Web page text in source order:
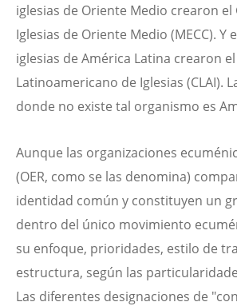
iglesias de Oriente Medio crearon el
Iglesias de Oriente Medio (MECC). Y
iglesias de América Latina crearon
Latinoamericano de Iglesias (CLAI).
donde no existe tal organismo es
Aunque las organizaciones
(OER, como se las denomina)
identidad común y constituyen un
dentro del único movimiento
su enfoque, prioridades, estilo de
estructura, según las
Las diferentes designaciones de